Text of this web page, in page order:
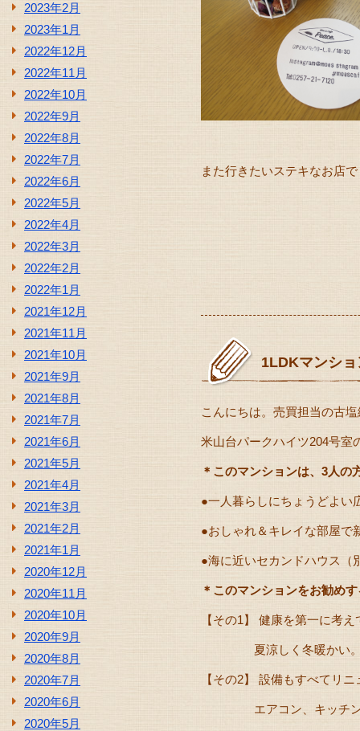
2023年2月
2023年1月
2022年12月
2022年11月
2022年10月
2022年9月
2022年8月
2022年7月
2022年6月
2022年5月
2022年4月
2022年3月
2022年2月
2022年1月
2021年12月
2021年11月
2021年10月
2021年9月
2021年8月
2021年7月
2021年6月
2021年5月
2021年4月
2021年3月
2021年2月
2021年1月
2020年12月
2020年11月
2020年10月
2020年9月
2020年8月
2020年7月
2020年6月
2020年5月
また行きたいステキなお店
1LDKマンシ
こんにちは。売買担当の古
米山台パークハイツ204号室
＊このマンションは、3人の
●一人暮らしにちょうどよい
●おしゃれ＆キレイな部屋で
●海に近いセカンドハウス（
＊このマンションをお勧め
【その1】 健康を第一に考
夏涼しく冬暖かい。体
【その2】 設備もすべてリ
エアコン、キッチン、